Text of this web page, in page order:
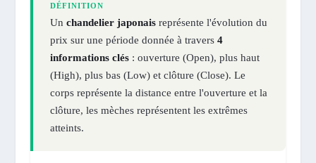
DÉFINITION
Un chandelier japonaisreprésente l'évolution du
prix sur une période donnée à travers 4
informations clés: ouverture (Open), plus haut
(High), plus bas (Low) et clôture (Close). Le
corps représente la distance entre l'ouverture et la
clôture, les mèches représentent les extrêmes
atteints.